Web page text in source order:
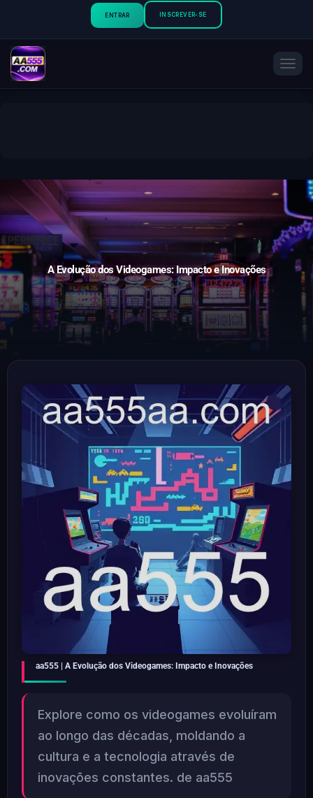
ENTRAR INSCREVER-SE
N
V
E
G
A
A Evolução dos Videogames: Impacto e Inovações
aa555 | A Evolução dos Videogames: Impacto e Inovações
Explore como os videogames evoluíram
ao longo das décadas, moldando a
cultura e a tecnologia através de
inovações constantes. de aa555